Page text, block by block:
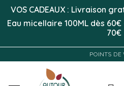
VOS CADEAUX : Livraison
Eau micellaire 100ML dès 60€
70€
POINTS DE